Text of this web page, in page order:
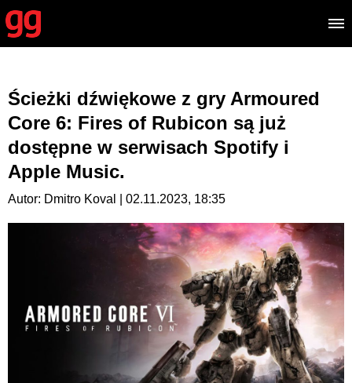
Ścieżki dźwiękowe z gry Armoured
Core 6: Fires of Rubicon są już
dostępne w serwisach Spotify i
Apple Music.
Autor: Dmitro Koval | 02.11.2023, 18:35